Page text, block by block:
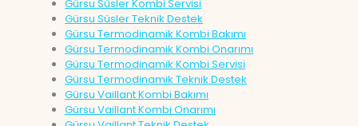
Gürsu Süsler Kombi Servisi
Gürsu Süsler Teknik Destek
Gürsu Termodinamik Kombi Bakımı
Gürsu Termodinamik Kombi Onarımı
Gürsu Termodinamik Kombi Servisi
Gürsu Termodinamik Teknik Destek
Gürsu Vaillant Kombi Bakımı
Gürsu Vaillant Kombi Onarımı